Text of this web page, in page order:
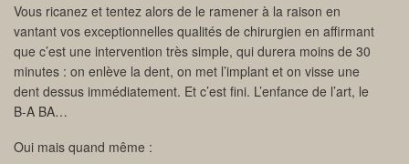
Vous ricanez et tentez alors de le ramener à la raison en
vantant vos exceptionnelles qualités de chirurgien en affirmant
que c’est une intervention très simple, qui durera moins de 30
minutes : on enlève la dent, on met l’implant et on visse une
dent dessus immédiatement. Et c’est fini. L’enfance de l’art, le
B-A BA…
Oui mais quand même :